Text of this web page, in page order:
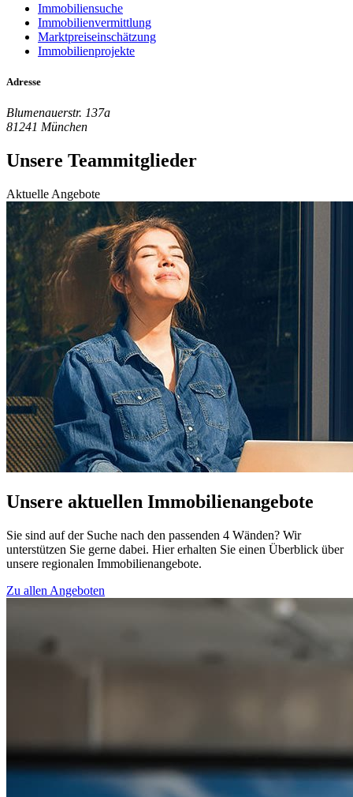
Immobiliensuche
Immobilienvermittlung
Marktpreiseinschätzung
Immobilienprojekte
Adresse
Blumenauerstr. 137a
81241 München
Unsere Teammitglieder
Aktuelle Angebote
Unsere aktuellen Immobilienangebote
Sie sind auf der Suche nach den passenden 4 Wänden? Wir
unterstützen Sie gerne dabei. Hier erhalten Sie einen Überblick über
unsere regionalen Immobilienangebote.
Zu allen Angeboten